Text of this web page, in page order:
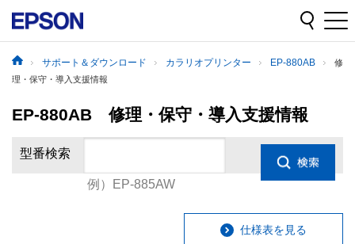
サポート＆ダウンロード カラリオプリンター EP-880AB
修
理・保守・導入支援情報
EP-880AB 修理・保守・導入支援情報
型番検索
例）EP-885AW
仕様表を見る